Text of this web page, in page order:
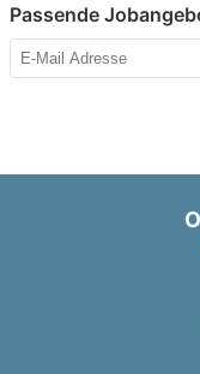
Passende